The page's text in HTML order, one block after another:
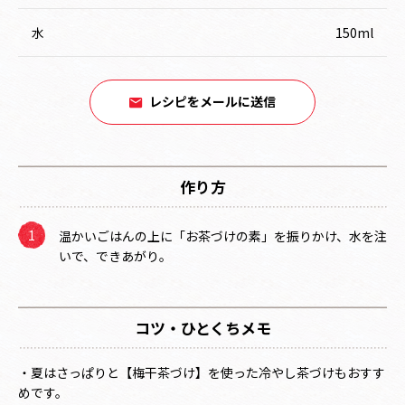
水 150ml
レシピをメールに送信
作り方
温かいごはんの上に「お茶づけの素」を振りかけ、水を注
いで、できあがり。
コツ・ひとくちメモ
・夏はさっぱりと【梅干茶づけ】を使った冷やし茶づけもおすす
めです。